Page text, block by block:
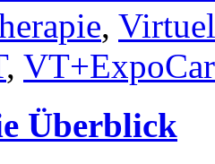
,
,
Überblick